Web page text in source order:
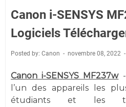
Canon i-SENSYS
Logiciels
Posted by: Canon novembre 08, 2022
Canon i-SENSYS MF237w-
l’un des appareils les
étudiants et les